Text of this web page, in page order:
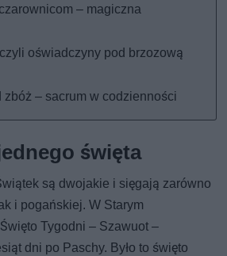
– magiczna
oświadczyny pod brzozową
zbóż – sacrum w codzienności
święta
są dwojakie i sięgają zarówno
i pogańskiej. W Starym
Tygodni – Szawuot –
dni po Paschy. Było to święto